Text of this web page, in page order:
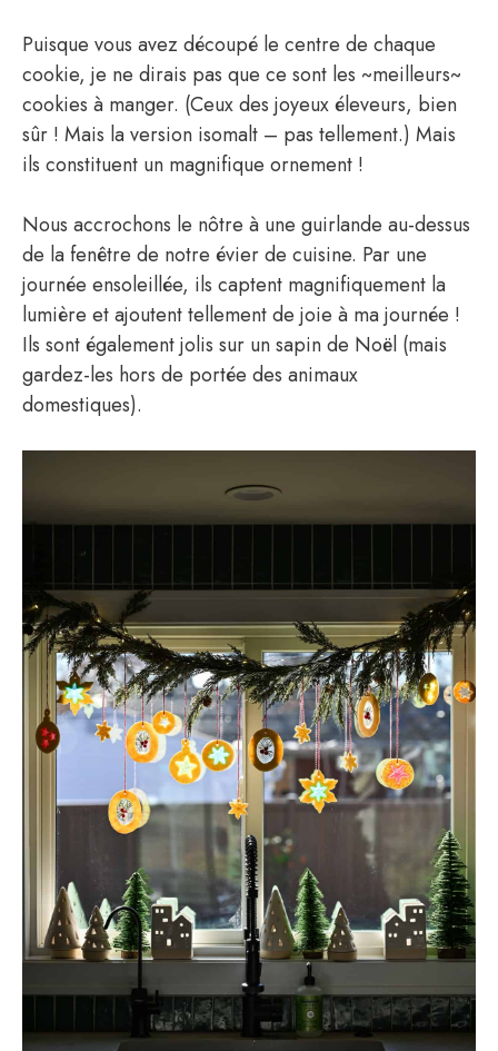
Puisque vous avez découpé le centre de chaque
cookie, je ne dirais pas que ce sont les ~meilleurs~
cookies à manger. (Ceux des joyeux éleveurs, bien
sûr ! Mais la version isomalt – pas tellement.) Mais
ils constituent un magnifique ornement !
Nous accrochons le nôtre à une guirlande au-dessus
de la fenêtre de notre évier de cuisine. Par une
journée ensoleillée, ils captent magnifiquement la
lumière et ajoutent tellement de joie à ma journée !
Ils sont également jolis sur un sapin de Noël (mais
gardez-les hors de portée des animaux
domestiques).